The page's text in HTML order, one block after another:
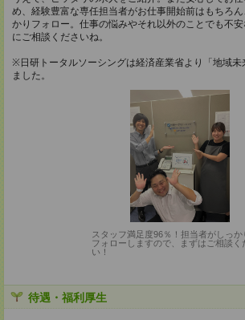
め、経験豊富な専任担当者がお仕事開始前はもちろ
かりフォロー。仕事の悩みやそれ以外のことでも不
にご相談くださいね。
※日研トータルソーシングは経済産業省より「地域
ました。
スタッフ満足度96％！担当者がしっか
フォローしますので、まずはご相談く
い！
待遇・福利厚生